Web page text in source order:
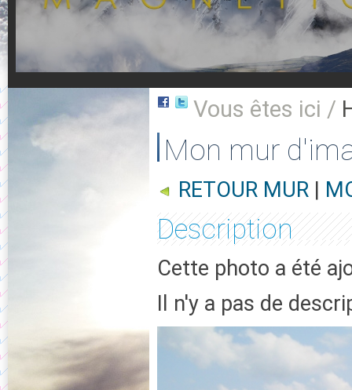
Vous êtes ici /
Mon mur
RETOUR MUR |
Description
Cette photo a été
Il n'y a pas de